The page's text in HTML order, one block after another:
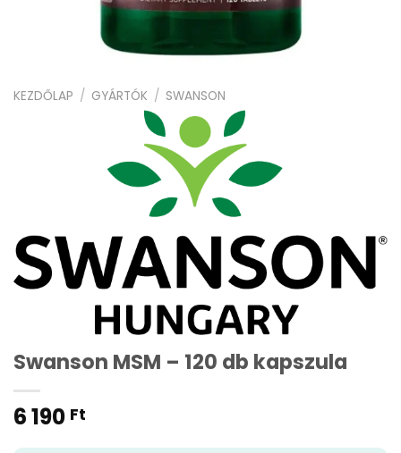
KEZDŐLAP / GYÁRTÓK / SWANSON
Swanson MSM – 120 db kapszula
6 190 Ft